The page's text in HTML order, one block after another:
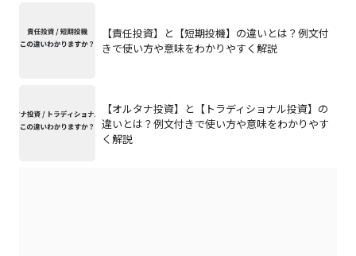
【責任投資】と【短期投機】の違いとは？例文付
きで使い方や意味をわかりやすく解説
【オルタナ投資】と【トラディショナル投資】の
違いとは？例文付きで使い方や意味をわかりやす
く解説